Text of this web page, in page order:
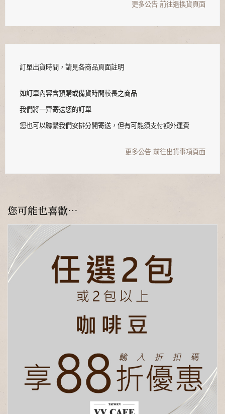
更多公告 前往退換貨頁面
訂單出貨時間，請見各商品頁面註明
如訂單內容含預購或備貨時間較長之商品
我們將一齊寄送您的訂單
您也可以聯繫我們安排分開寄送，但有可能須支付額外運費
更多公告 前往出貨事項頁面
您可能也喜歡…